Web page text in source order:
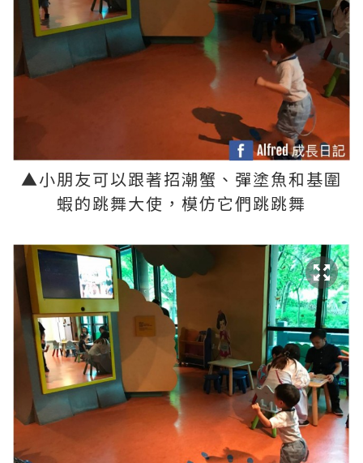
▲小朋友可以跟著招潮蟹、彈塗魚和基圍
蝦的跳舞大使，模仿它們跳跳舞